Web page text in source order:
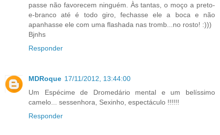
passe não favorecem ninguém. Às tantas, o moço a preto-
e-branco até é todo giro, fechasse ele a boca e não
apanhasse ele com uma flashada nas tromb...no rosto! :)))
Bjnhs
Responder
MDRoque 17/11/2012, 13:44:00
Um Espécime de Dromedário mental e um belíssimo
camelo... sessenhora, Sexinho, espectáculo !!!!!!
Responder